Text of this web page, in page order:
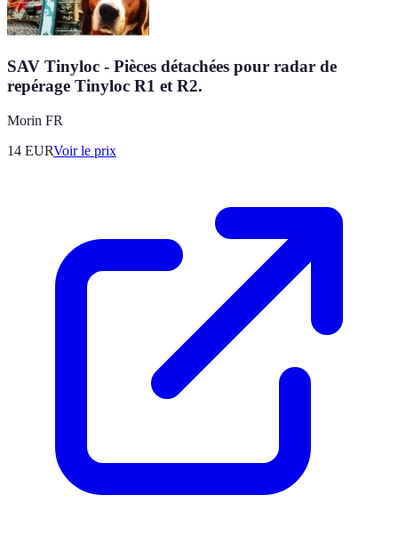
SAV Tinyloc - Pièces détachées pour radar de
repérage Tinyloc R1 et R2.
Morin FR
14 EURVoir le prix